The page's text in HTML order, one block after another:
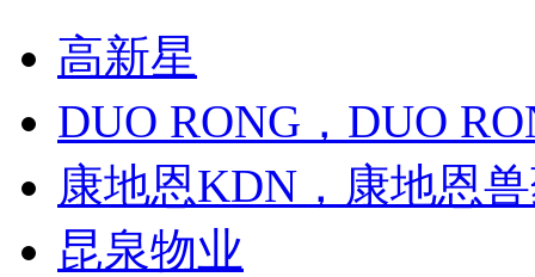
高新星
DUO RONG，DUO
康地恩KDN，康地恩
昆泉物业